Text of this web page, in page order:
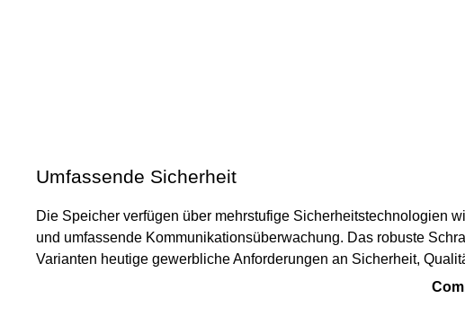
Umfassende Sicherheit
Die Speicher verfügen über mehrstufige Sicherheitstechnologien
und umfassende Kommunikationsüberwachung. Das robuste
Varianten heutige gewerbliche Anforderungen an Sicherheit,